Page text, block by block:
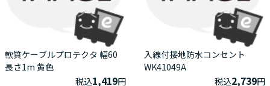
軟質ケーブルプロテクタ 幅60
長さ1m 黄色
税込1,419円
入線付接地防水コンセント
WK41049A
税込2,739円